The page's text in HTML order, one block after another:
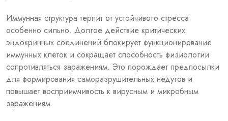
Иммунная структура терпит от устойчивого стресса
особенно сильно. Долгое действие критических
эндокринных соединений блокирует функционирование
иммунных клеток и сокращает способность физиологии
сопротивляться заражениям. Это порождает предпосылки
для формирования саморазрушительных недугов и
повышает восприимчивость к вирусным и микробным
заражениям.